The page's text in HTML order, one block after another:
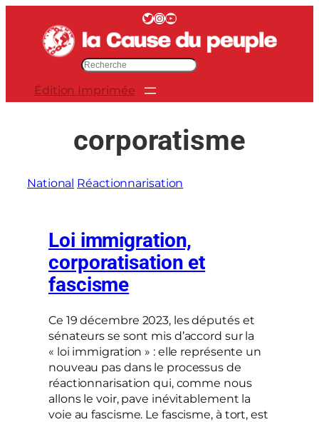
contenu
Twitter InstagramYouTube
e
Édition Imprimée
corporatisme
National Réactionnarisation
Loi immigration,
corporatisation et
fascisme
Ce 19 décembre 2023, les députés et
sénateurs se sont mis d’accord sur la
« loi immigration » : elle représente un
nouveau pas dans le processus de
réactionnarisation qui, comme nous
allons le voir, pave inévitablement la
voie au fascisme. Le fascisme, à tort, est